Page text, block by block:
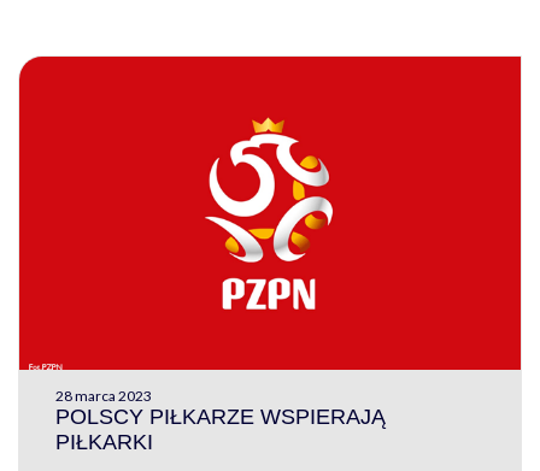
28 marca 2023
POLSCY PIŁKARZE WSPIERAJĄ
PIŁKARKI